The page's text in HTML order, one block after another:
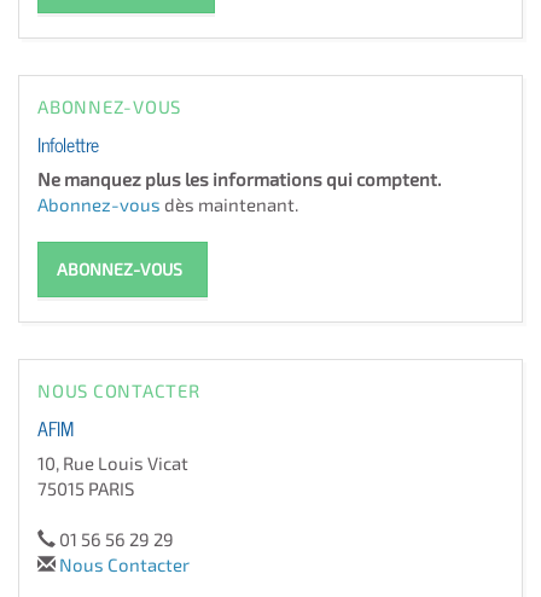
ABONNEZ-VOUS
Infolettre
Ne manquez plus les informations qui comptent.
Abonnez-vous dès maintenant.
ABONNEZ-VOUS
NOUS CONTACTER
AFIM
10, Rue Louis Vicat
75015 PARIS
01 56 56 29 29
Nous Contacter